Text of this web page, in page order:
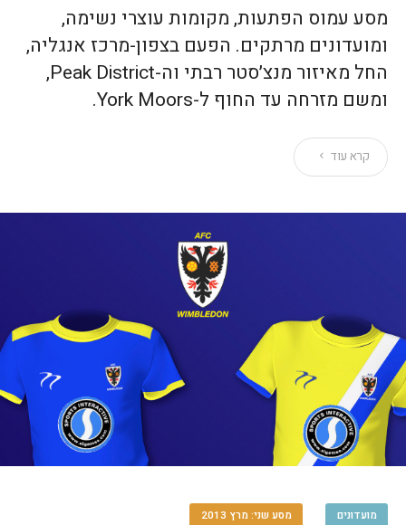
מסע עמוס הפתעות, מקומות עוצרי נשימה,
ומועדונים מרתקים. הפעם בצפון-מרכז אנגליה,
החל מאיזור מנצ׳סטר רבתי וה-Peak District,
ומשם מזרחה עד החוף ל-York Moors.
קרא עוד
מועדונים מסע שני: מרץ 2013